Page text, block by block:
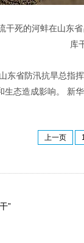
干死的河蚌在山东
库
东省防汛抗旱总指
态造成影响。 新
上一页
”